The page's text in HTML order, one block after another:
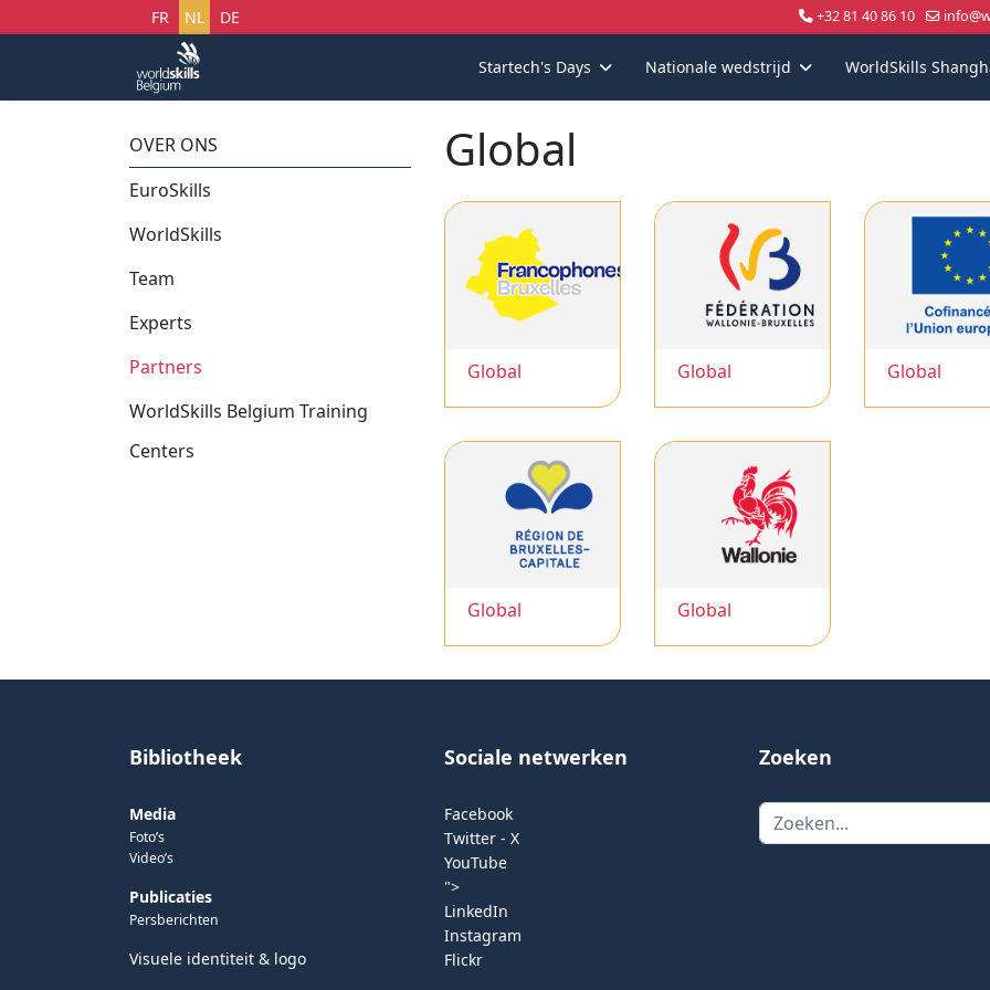
Selecteer uw taal
FR NL DE +32 81 40 86 10
Startech's Days Nationale wedstrijd WorldSkills
OVER ONS
EuroSkills
WorldSkills
Team
Experts
Partners
WorldSkills Belgium Training
Centers
Global
Global Global Global
Global Global
Bibliotheek
Media
Foto’s
Video’s
Publicaties
Persberichten
Visuele identiteit & logo
Sociale netwerken
Facebook
Twitter - X
YouTube
">
LinkedIn
Instagram
Flickr
Zoeken
Zoeken